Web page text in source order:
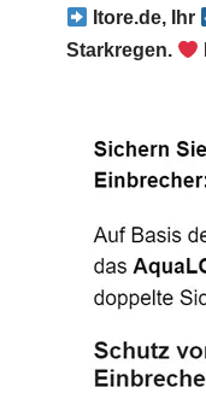
Itore.de, Ihr
Starkregen.